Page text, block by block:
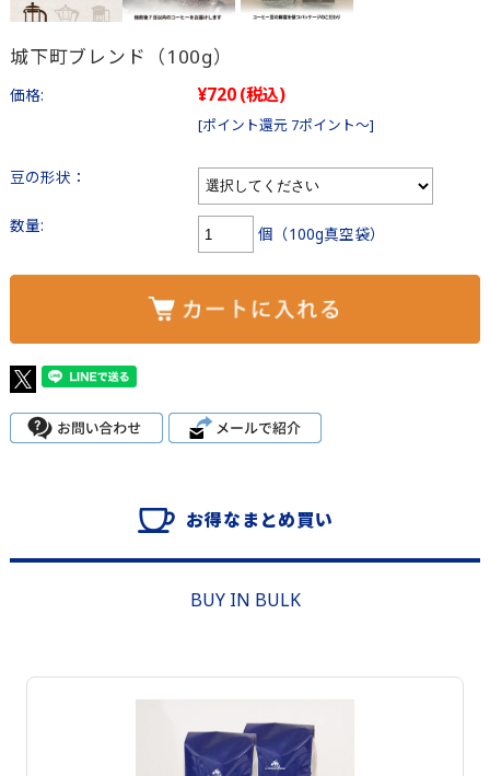
城下町ブレンド（100g）
価格: ¥720(税込)
[ポイント還元 7ポイント～]
豆の形状：
数量: 個（100g真空袋）
お得なまとめ買い
BUY IN BULK